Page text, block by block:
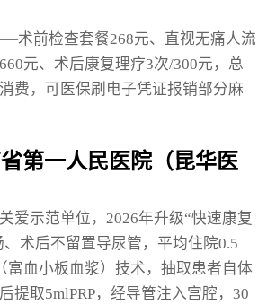
术前检查套餐268元、直视无痛人流
元、术后康复理疗3次/300元，总
费，可医保刷电子凭证报销部分麻
第一人民医院（昆华医
爱示范单位，2026年升级“快速康复
术后不留置导尿管，平均住院0.5
富血小板血浆）技术，抽取患者自体
提取5mlPRP，经导管注入宫腔，30